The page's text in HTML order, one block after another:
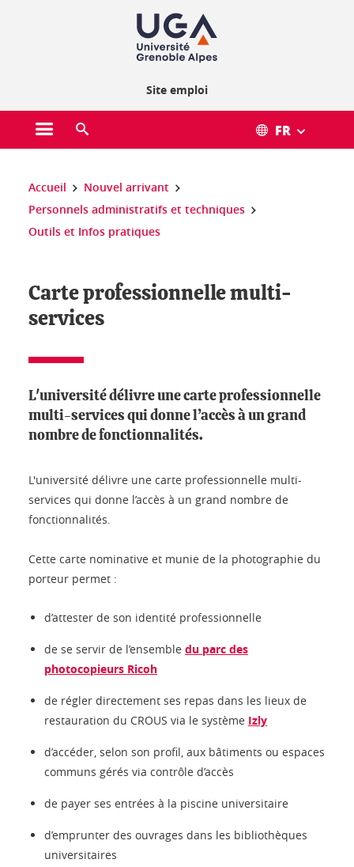
Site emploi
Ouvrir le menu principal FR
Vous êtes ici :
Accueil
Nouvel arrivant
Personnels administratifs et techniques
Outils et Infos pratiques
Carte professionnelle multi-
services
L'université délivre une carte professionnelle
multi-services qui donne l’accès à un grand
nombre de fonctionnalités.
L'université délivre une carte professionnelle multi-
services qui donne l’accès à un grand nombre de
fonctionnalités.
Cette carte nominative et munie de la photographie du
porteur permet :
d’attester de son identité professionnelle
de se servir de l’ensemble du parc des
photocopieurs Ricoh
de régler directement ses repas dans les lieux de
restauration du CROUS via le système Izly
d’accéder, selon son profil, aux bâtiments ou espaces
communs gérés via contrôle d’accès
de payer ses entrées à la piscine universitaire
d’emprunter des ouvrages dans les bibliothèques
universitaires